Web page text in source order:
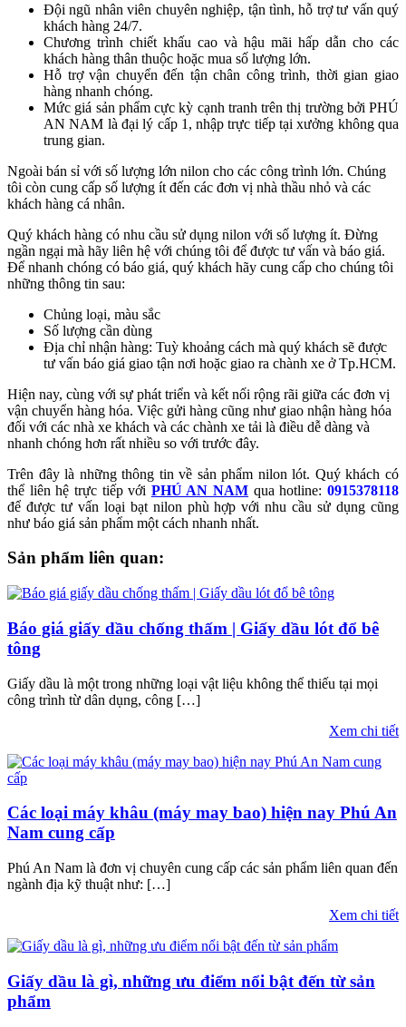
Đội ngũ nhân viên chuyên nghiệp, tận tình, hỗ trợ tư vấn quý
khách hàng 24/7.
Chương trình chiết khấu cao và hậu mãi hấp dẫn cho các
khách hàng thân thuộc hoặc mua số lượng lớn.
Hỗ trợ vận chuyển đến tận chân công trình, thời gian giao
hàng nhanh chóng.
Mức giá sản phẩm cực kỳ cạnh tranh trên thị trường bởi PHÚ
AN NAM là đại lý cấp 1, nhập trực tiếp tại xưởng không qua
trung gian.
Ngoài bán sỉ với số lượng lớn nilon cho các công trình lớn. Chúng
tôi còn cung cấp số lượng ít đến các đơn vị nhà thầu nhỏ và các
khách hàng cá nhân.
Quý khách hàng có nhu cầu sử dụng nilon với số lượng ít. Đừng
ngần ngại mà hãy liên hệ với chúng tôi để được tư vấn và báo giá.
Để nhanh chóng có báo giá, quý khách hãy cung cấp cho chúng tôi
những thông tin sau:
Chủng loại, màu sắc
Số lượng cần dùng
Địa chỉ nhận hàng: Tuỳ khoảng cách mà quý khách sẽ được
tư vấn báo giá giao tận nơi hoặc giao ra chành xe ở Tp.HCM.
Hiện nay, cùng với sự phát triển và kết nối rộng rãi giữa các đơn vị
vận chuyển hàng hóa. Việc gửi hàng cũng như giao nhận hàng hóa
đối với các nhà xe khách và các chành xe tải là điều dễ dàng và
nhanh chóng hơn rất nhiều so với trước đây.
Trên đây là những thông tin về sản phẩm nilon lót. Quý khách có
thể liên hệ trực tiếp với PHÚ AN NAM qua hotline: 0915378118
để được tư vấn loại bạt nilon phù hợp với nhu cầu sử dụng cũng
như báo giá sản phẩm một cách nhanh nhất.
Sản phẩm liên quan:
Báo giá giấy dầu chống thấm | Giấy dầu lót đổ bê
tông
Giấy dầu là một trong những loại vật liệu không thể thiếu tại mọi
công trình từ dân dụng, công […]
Xem chi tiết
Các loại máy khâu (máy may bao) hiện nay Phú An
Nam cung cấp
Phú An Nam là đơn vị chuyên cung cấp các sản phẩm liên quan đến
ngành địa kỹ thuật như: […]
Xem chi tiết
Giấy dầu là gì, những ưu điểm nổi bật đến từ sản
phẩm